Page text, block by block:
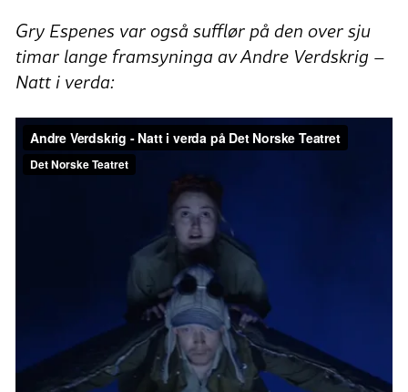
Gry Espenes var også sufflør på den over sju
timar lange framsyninga av Andre Verdskrig –
Natt i verda: